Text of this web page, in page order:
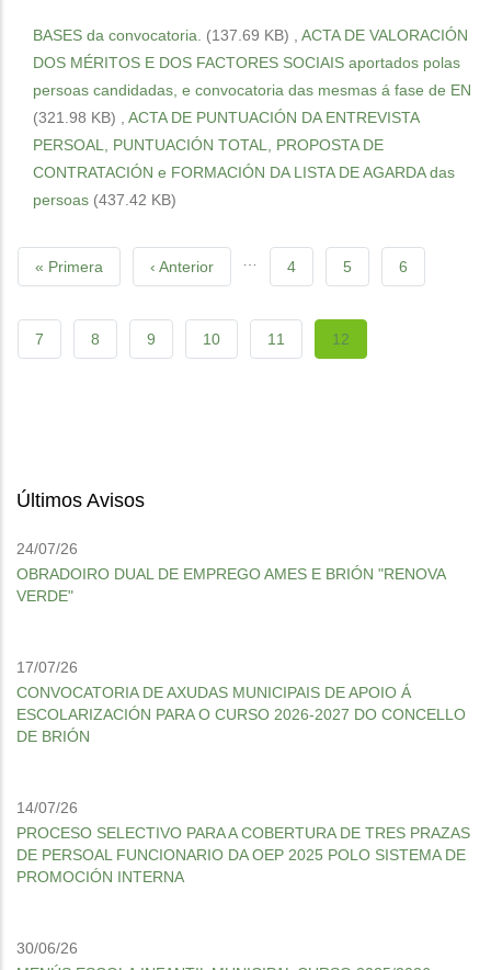
BASES da convocatoria. (137.69 KB)
ACTA DE VALORACIÓN
DOS MÉRITOS E DOS FACTORES SOCIAIS aportados polas
persoas candidadas, e convocatoria das mesmas á fase de EN
(321.98 KB)
ACTA DE PUNTUACIÓN DA ENTREVISTA
PERSOAL, PUNTUACIÓN TOTAL, PROPOSTA DE
CONTRATACIÓN e FORMACIÓN DA LISTA DE AGARDA das
persoas (437.42 KB)
Pagination
First
« Primera Previous
‹ Anterior Páxina
4 Páxina
5 Páxina
6
Páxina
7 Páxina
8 Páxina
9 Páxina
10 Páxina
11 Current
12
Últimos Avisos
24/07/26
OBRADOIRO DUAL DE EMPREGO AMES E BRIÓN "RENOVA
VERDE"
17/07/26
CONVOCATORIA DE AXUDAS MUNICIPAIS DE APOIO Á
ESCOLARIZACIÓN PARA O CURSO 2026-2027 DO CONCELLO
DE BRIÓN
14/07/26
PROCESO SELECTIVO PARA A COBERTURA DE TRES PRAZAS
DE PERSOAL FUNCIONARIO DA OEP 2025 POLO SISTEMA DE
PROMOCIÓN INTERNA
30/06/26